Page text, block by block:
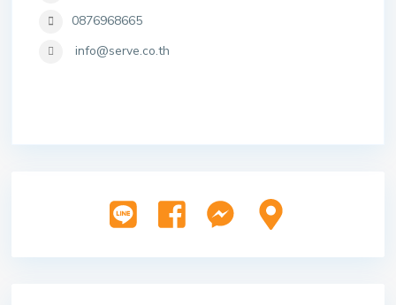
0876968665
info@serve.co.th